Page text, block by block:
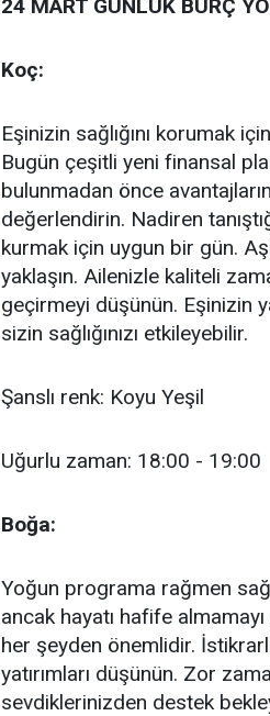
24 MART GÜNLÜK BURÇ
Koç:
Eşinizin sağlığını korumak
Bugün çeşitli yeni finansal
bulunmadan önce
değerlendirin. Nadiren
kurmak için uygun bir gün.
yaklaşın. Ailenizle kaliteli
geçirmeyi düşünün. Eşinizin
sizin sağlığınızı etkileyebilir.
Şanslı renk: Koyu Yeşil
Uğurlu zaman: 18:00 - 19:00
Boğa:
Yoğun programa rağmen
ancak hayatı hafife
her şeyden önemlidir.
yatırımları düşünün. Zor
sevdiklerinizden destek